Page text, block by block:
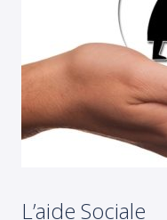
L’aide Sociale